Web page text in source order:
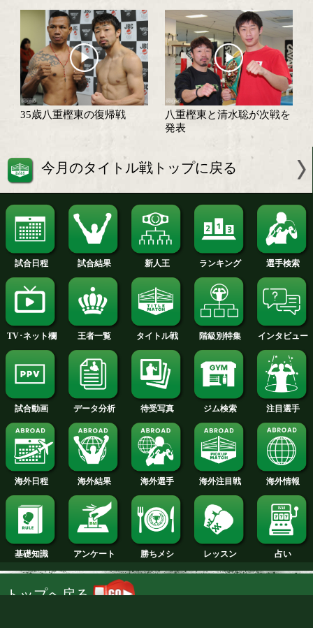
35歳激闘王が復活!
35歳八重樫東の復帰戦 八重樫東と清水聡
発表
今月のタイトル戦トップに戻る
試合日程 試合結果 新人王 ランキング
TV･ネット欄 王者一覧 タイトル戦 階級別特集